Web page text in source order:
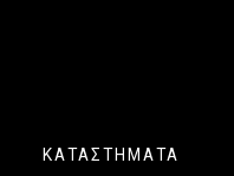
ΚΑΤΑΣΤΗΜΑΤΑ